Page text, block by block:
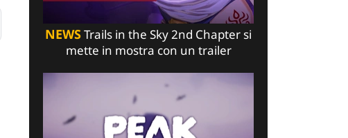
NEWSTrails in the Sky 2nd Chapter si
mette in mostra con un trailer